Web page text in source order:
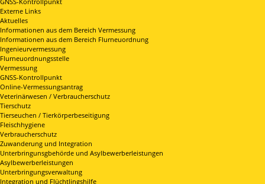
Externe Links
Aktuelles
Informationen aus dem Bereich Vermessung
Informationen aus dem Bereich Flurneuordnung
Ingenieurvermessung
Flurneuordnungsstelle
Vermessung
GNSS-Kontrollpunkt
Online-Vermessungsantrag
Veterinärwesen / Verbraucherschutz
Tierschutz
Tierseuchen / Tierkörperbeseitigung
Fleischhygiene
Verbraucherschutz
Zuwanderung und Integration
Unterbringunsgbehörde und Asylbewerberleistungen
Asylbewerberleistungen
Unterbringungsverwaltung
Integration und Flüchtlingshilfe